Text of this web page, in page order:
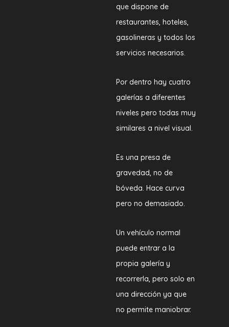
que dispone de
restaurantes, hoteles,
gasolineras y todos los
servicios necesarios.
Por dentro hay cuatro
galerías a diferentes
niveles pero todas muy
similares a nivel visual.
Es una presa de
gravedad, no de
bóveda. Hace curva
pero no demasiado.
Un vehículo normal
puede entrar a la
propia galería y
recorrerla, pero solo en
una dirección ya que
no permite maniobrar.